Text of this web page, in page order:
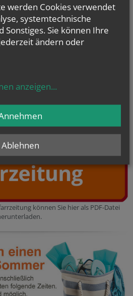
alle Gottesdienste und Angebote im
können Sie hier als PDF-Datei
können Sie hier als PDF-Datei
werden Cookies verwendet
systemtechnische
Sie können Ihre
ändern oder
anzeigen...
Ablehnen